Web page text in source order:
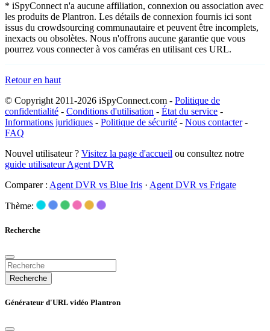
* iSpyConnect n'a aucune affiliation, connexion ou association avec
les produits de Plantron. Les détails de connexion fournis ici sont
issus du crowdsourcing communautaire et peuvent être incomplets,
inexacts ou obsolètes. Nous n'offrons aucune garantie que vous
pourrez vous connecter à vos caméras en utilisant ces URL.
Retour en haut
© Copyright 2011-2026 iSpyConnect.com - Politique de
confidentialité - Conditions d'utilisation - État du service -
Informations juridiques - Politique de sécurité - Nous contacter-
FAQ
Nouvel utilisateur ? Visitez la page d'accueil ou consultez notre
guide utilisateur Agent DVR
Comparer : Agent DVR vs Blue Iris · Agent DVR vs Frigate
Thème:
Recherche
Recherche
Générateur d'URL vidéo Plantron